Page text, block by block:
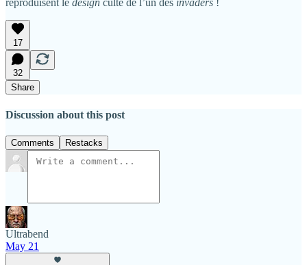
17
32
Share
Discussion about this post
Comments Restacks
Ultrabend
May 21